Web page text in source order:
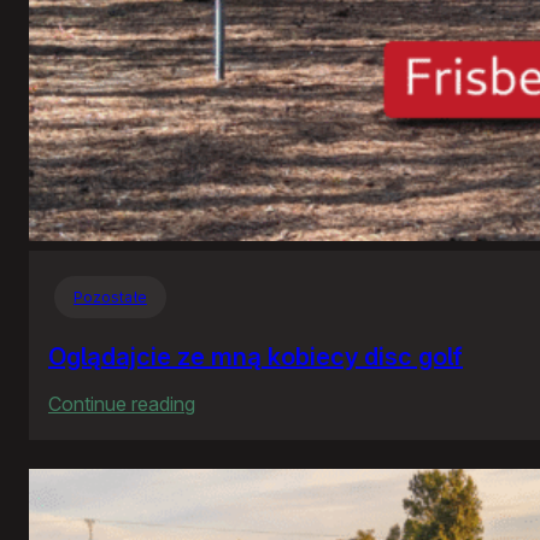
Pozostałe
Oglądajcie ze mną kobiecy disc golf
Continue reading
ze
kobiecy